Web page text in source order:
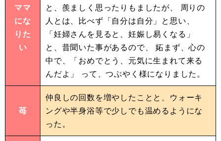
ママ
にな
りた
い
と、羨ましく思ったりもましたが、 周りの
人とは、比べず「自分は自分」と思い、
「妊婦さんを見ると、妊娠し易くなる」
と、昔聞いた事があるので、 妬まず、心の
中で、「おめでとう、元気に生まれて来る
んだよ」 って、つぶやく様になりました。
苺
仲良しの回数を増やしたことと、ウォーキ
ングや半身浴等で少しでも温めるようにな
った。